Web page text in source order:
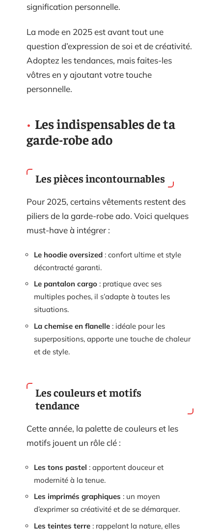
signification personnelle.
La mode en 2025 est avant tout une
question d’expression de soi et de créativité.
Adoptez les tendances, mais faites-les
vôtres en y ajoutant votre touche
personnelle.
Les indispensables de ta
garde-robe ado
Les pièces incontournables
Pour 2025, certains vêtements restent des
piliers de la garde-robe ado. Voici quelques
must-have à intégrer :
Le hoodie oversized : confort ultime et style
décontracté garanti.
Le pantalon cargo : pratique avec ses
multiples poches, il s’adapte à toutes les
situations.
La chemise en flanelle : idéale pour les
superpositions, apporte une touche de chaleur
et de style.
Les couleurs et motifs
tendance
Cette année, la palette de couleurs et les
motifs jouent un rôle clé :
Les tons pastel : apportent douceur et
modernité à la tenue.
Les imprimés graphiques : un moyen
d’exprimer sa créativité et de se démarquer.
Les teintes terre : rappelant la nature, elles